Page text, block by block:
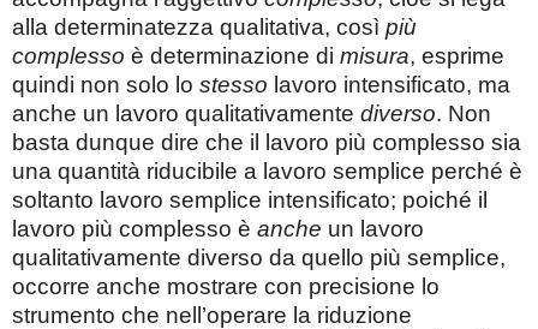
alla determinatezza qualitativa, così più
complesso è determinazione di misura, esprime
quindi non solo lo stesso lavoro intensificato, ma
anche un lavoro qualitativamente diverso. Non
basta dunque dire che il lavoro più complesso sia
una quantità riducibile a lavoro semplice perché è
soltanto lavoro semplice intensificato; poiché il
lavoro più complesso è anche un lavoro
qualitativamente diverso da quello più semplice,
occorre anche mostrare con precisione lo
strumento che nell’operare la riduzione